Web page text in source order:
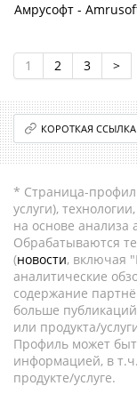
Амрусофт -
1 2 3 >
КОРОТКАЯ ССЫЛКА
* Страница-
услуги),
на основе анализа
Обрабатываются
(новости, включая
аналитические
содержание
больше
или продукта/
Профиль может
информацией, в
продукте/услуге.